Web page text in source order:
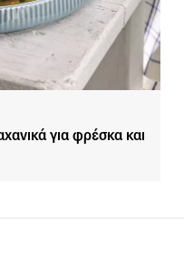
για φρέσκα και